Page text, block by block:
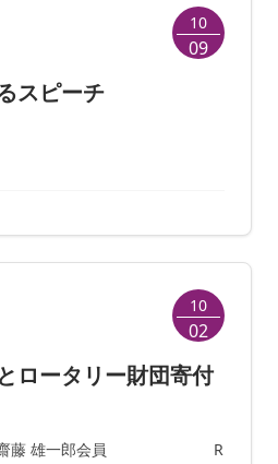
10
09
スピーチ
10
02
ロータリー財団寄付
長 齋藤 雄一郎会員 R